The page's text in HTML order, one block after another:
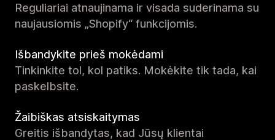
Reguliariai atnaujinama ir visada suderinama su
naujausiomis „Shopify“ funkcijomis.
Išbandykite prieš mokėdami
Tinkinkite tol, kol patiks. Mokėkite tik tada, kai
paskelbsite.
Žaibiškas atsiskaitymas
Greitis išbandytas, kad Jūsų klientai